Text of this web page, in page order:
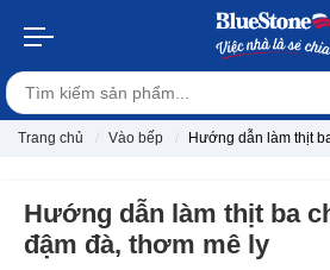
Trang chủ Vào bếp Hướng dẫn làm thịt
Hướng dẫn làm thịt ba
đậm đà, thơm mê ly